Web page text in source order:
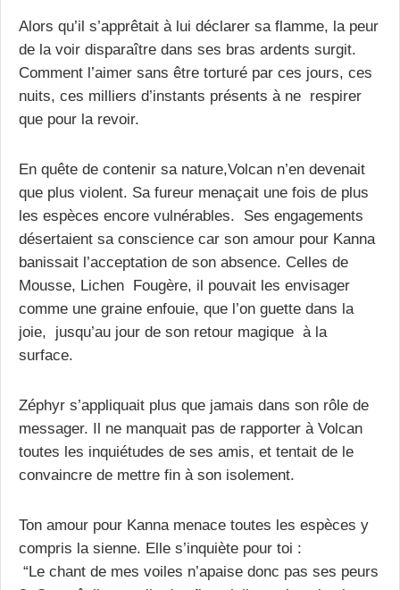
Alors qu’il s’apprêtait à lui déclarer sa flamme, la peur
de la voir disparaître dans ses bras ardents surgit.
Comment l’aimer sans être torturé par ces jours, ces
nuits, ces milliers d’instants présents à ne respirer
que pour la revoir.
En quête de contenir sa nature,Volcan n’en devenait
que plus violent. Sa fureur menaçait une fois de plus
les espèces encore vulnérables. Ses engagements
désertaient sa conscience car son amour pour Kanna
banissait l’acceptation de son absence. Celles de
Mousse, Lichen Fougère, il pouvait les envisager
comme une graine enfouie, que l’on guette dans la
joie, jusqu’au jour de son retour magique à la
surface.
Zéphyr s’appliquait plus que jamais dans son rôle de
messager. Il ne manquait pas de rapporter à Volcan
toutes les inquiétudes de ses amis, et tentait de le
convaincre de mettre fin à son isolement.
Ton amour pour Kanna menace toutes les espèces y
compris la sienne. Elle s’inquiète pour toi :
“Le chant de mes voiles n’apaise donc pas ses peurs